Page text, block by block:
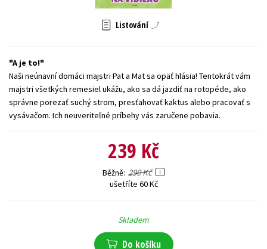
Všechny tituly
Listování
A je to!
Naši neúnavní domáci majstri Pat a Mat sa opäť hlásia! Tentokrát vám
majstri všetkých remesiel ukážu, ako sa dá jazdiť na rotopéde, ako
správne porezať suchý strom, presťahovať kaktus alebo pracovať s
vysávačom. Ich neuveriteľné príbehy vás zaručene pobavia.
239 Kč
Běžně 299 Kč
ušetříte 60 Kč
Skladem
Do košíku